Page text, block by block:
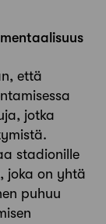
että
jotka
stadionille
joka on yhtä
puhuu